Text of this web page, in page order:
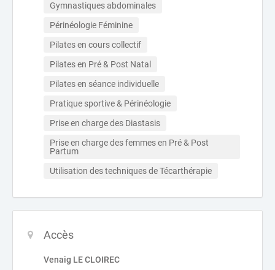
Gymnastiques abdominales
Périnéologie Féminine
Pilates en cours collectif
Pilates en Pré & Post Natal
Pilates en séance individuelle
Pratique sportive & Périnéologie
Prise en charge des Diastasis
Prise en charge des femmes en Pré & Post
Partum
Utilisation des techniques de Técarthérapie
Accès
Venaig LE CLOIREC